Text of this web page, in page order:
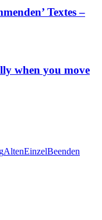
Textes –
when you move
AltenEinzelBeenden